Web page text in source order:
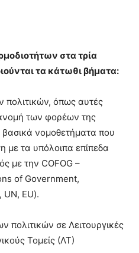
στα τρία
τα κάτωθι βήματα:
όπως αυτές
των φορέων της
βασικά νομοθετήματα που
με τα υπόλοιπα επίπεδα
με την COFOG –
of Government,
EU).
πολιτικών σε Λειτουργικές
Τομείς (ΛΤ)